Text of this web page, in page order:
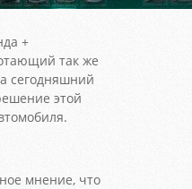
+
так же
сегодняшний
этой
мнение, что